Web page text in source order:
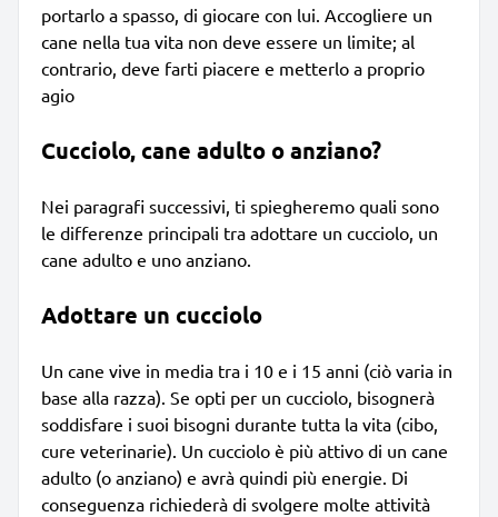
portarlo a spasso, di giocare con lui. Accogliere un
cane nella tua vita non deve essere un limite; al
contrario, deve farti piacere e metterlo a proprio
agio
Cucciolo, cane adulto o anziano?
Nei paragrafi successivi, ti spiegheremo quali sono
le differenze principali tra adottare un cucciolo, un
cane adulto e uno anziano.
Adottare un cucciolo
Un cane vive in media tra i 10 e i 15 anni (ciò varia in
base alla razza). Se opti per un cucciolo, bisognerà
soddisfare i suoi bisogni durante tutta la vita (cibo,
cure veterinarie). Un cucciolo è più attivo di un cane
adulto (o anziano) e avrà quindi più energie. Di
conseguenza richiederà di svolgere molte attività